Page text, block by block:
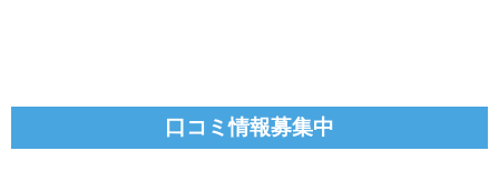
口コミ情報募集中